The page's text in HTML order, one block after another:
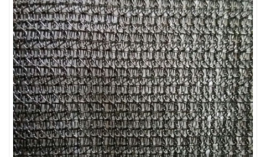
LƯỚI HÀNG RÀO HÌNH VUÔNG